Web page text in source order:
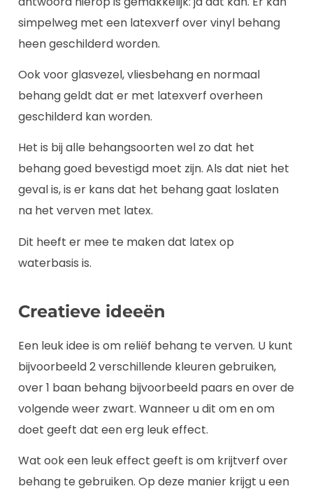
simpelweg met een latexverf over vinyl behang
heen geschilderd worden.
Ook voor glasvezel, vliesbehang en normaal
behang geldt dat er met latexverf overheen
geschilderd kan worden.
Het is bij alle behangsoorten wel zo dat het
behang goed bevestigd moet zijn. Als dat niet het
geval is, is er kans dat het behang gaat loslaten
na het verven met latex.
Dit heeft er mee te maken dat latex op
waterbasis is.
Creatieve ideeën
Een leuk idee is om reliëf behang te verven. U kunt
bijvoorbeeld 2 verschillende kleuren gebruiken,
over 1 baan behang bijvoorbeeld paars en over de
volgende weer zwart. Wanneer u dit om en om
doet geeft dat een erg leuk effect.
Wat ook een leuk effect geeft is om krijtverf over
behang te gebruiken. Op deze manier krijgt u een